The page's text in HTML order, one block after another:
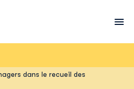
dans le recueil des